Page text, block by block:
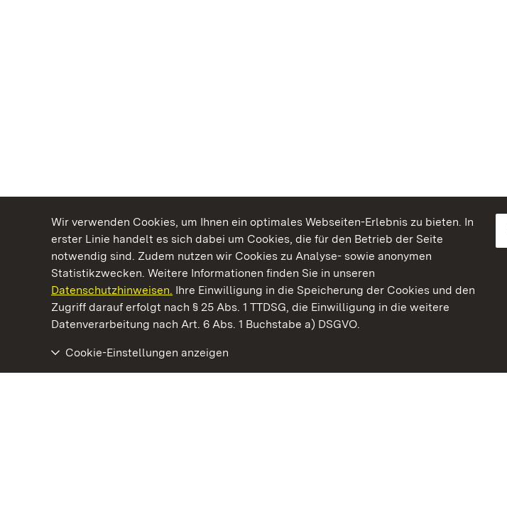
Wir verwenden Cookies, um Ihnen ein optimales Webseiten-Erlebnis zu bieten. In
erster Linie handelt es sich dabei um Cookies, die für den Betrieb der Seite
notwendig sind. Zudem nutzen wir Cookies zu Analyse- sowie anonymen
Statistikzwecken. Weitere Informationen finden Sie in unseren
Datenschutzhinweisen. Ihre Einwilligung in die Speicherung der Cookies und den
Zugriff darauf erfolgt nach § 25 Abs. 1 TTDSG, die Einwilligung in die weitere
Datenverarbeitung nach Art. 6 Abs. 1 Buchstabe a) DSGVO.
Cookie-Einstellungen anzeigen
Kommen. Staunen. Genießen.